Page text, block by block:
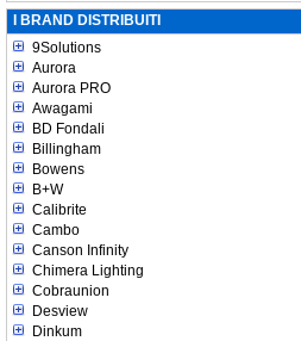
I BRAND DISTRIBUITI
9Solutions
Aurora
Aurora PRO
Awagami
BD Fondali
Billingham
Bowens
B+W
Calibrite
Cambo
Canson Infinity
Chimera Lighting
Cobraunion
Desview
Dinkum